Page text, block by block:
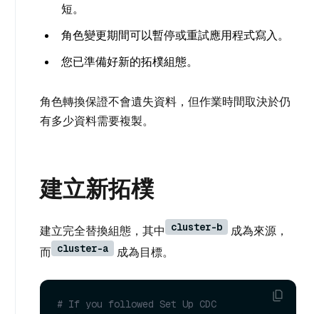
短。
角色變更期間可以暫停或重試應用程式寫入。
您已準備好新的拓樸組態。
角色轉換保證不會遺失資料，但作業時間取決於仍
有多少資料需要複製。
建立新拓樸
建立完全替換組態，其中 cluster-b
成為來源，
而 cluster-a 成為目標。
# If you followed Set Up CDC